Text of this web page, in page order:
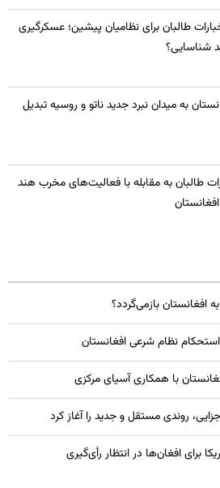
طالبان برای نظامیان پیشین؛ عسکرگیری
شناسایی؟
به میدان نبرد جدید ناتو و روسیه تبدیل
طالبان به مقابله با فعالیت‌های مخرب هند
افغانستان بازمی‌گردد؟
نظام شرعی افغانستان
با همکاری آسیای مرکزی
روندی مستقل و جدید را آغاز کرد
افغان‌ها در انتظار رأی‌گیری